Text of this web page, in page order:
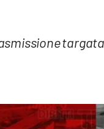
targata